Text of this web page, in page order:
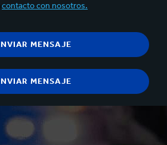
contacto con nosotros.